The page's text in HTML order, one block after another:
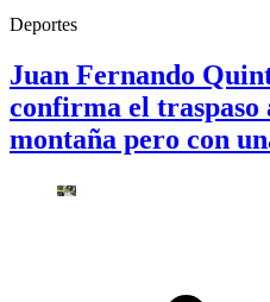
Deportes
Juan Fernando
confirma el traspaso
montaña pero con